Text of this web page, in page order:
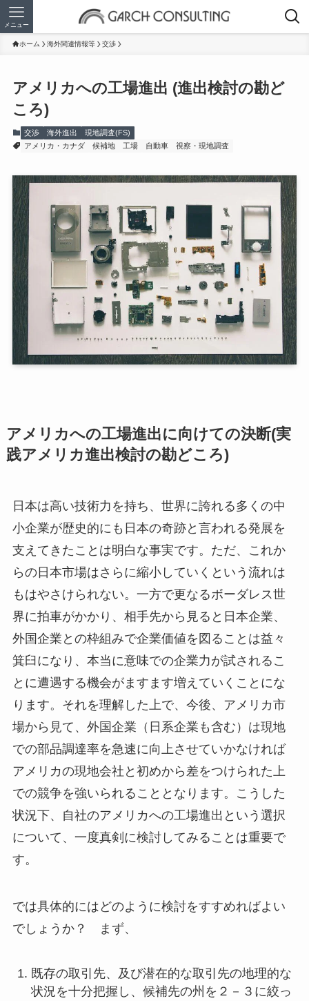
メニュー
ホーム 海外関連情報等 交渉
アメリカへの工場進出 (進出検討の勘ど
ころ)
交渉 海外進出
現地調査(FS)
アメリカ・カナダ
候補地 工場 自動車 視察・現地調査
アメリカへの工場進出に向けての決断(実
践アメリカ進出検討の勘どころ)
日本は高い技術力を持ち、世界に誇れる多くの中
小企業が歴史的にも日本の奇跡と言われる発展を
支えてきたことは明白な事実です。ただ、これか
らの日本市場はさらに縮小していくという流れは
もはやさけられない。一方で更なるボーダレス世
界に拍車がかかり、相手先から見ると日本企業、
外国企業との枠組みで企業価値を図ることは益々
箕臼になり、本当に意味での企業力が試されるこ
とに遭遇する機会がますます増えていくことにな
ります。それを理解した上で、今後、アメリカ市
場から見て、外国企業（日系企業も含む）は現地
での部品調達率を急速に向上させていかなければ
アメリカの現地会社と初めから差をつけられた上
での競争を強いられることとなります。こうした
状況下、自社のアメリカへの工場進出という選択
について、一度真剣に検討してみることは重要で
す。
では具体的にはどのように検討をすすめればよい
でしょうか？ まず、
既存の取引先、及び潜在的な取引先の地理的な
状況を十分把握し、候補先の州を２－３に絞っ